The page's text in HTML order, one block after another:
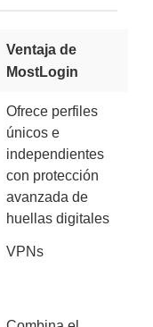
Ventaja de
MostLogin
Ofrece perfiles
únicos e
independientes
con protección
avanzada de
huellas digitales
VPNs